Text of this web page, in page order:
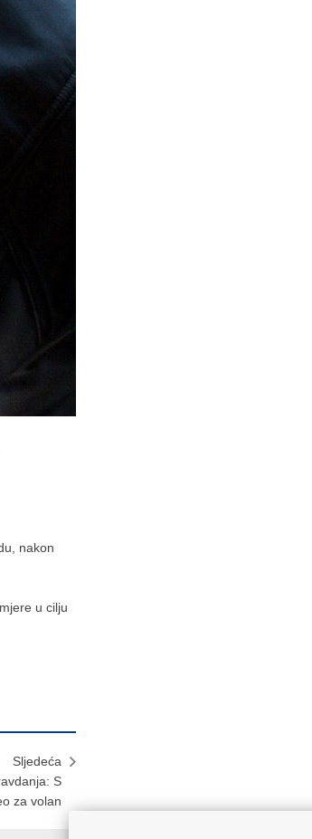
nakon
u cilju
Sljedeća
S
za volan